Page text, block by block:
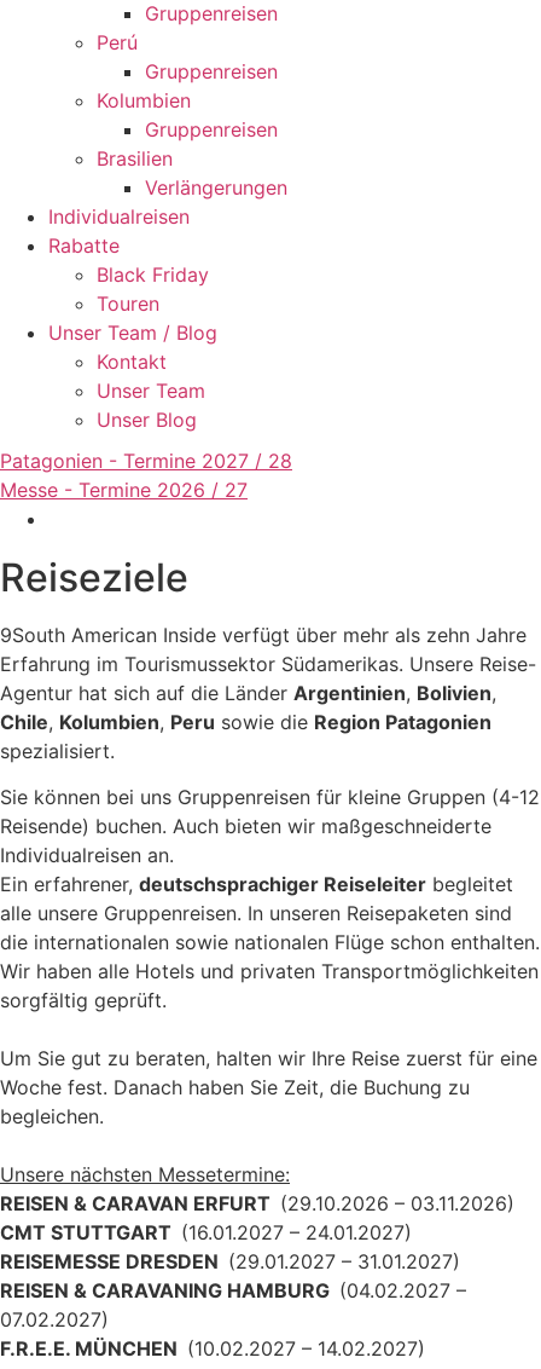
Gruppenreisen
Perú
Gruppenreisen
Kolumbien
Gruppenreisen
Brasilien
Verlängerungen
Individualreisen
Rabatte
Black Friday
Touren
Unser Team / Blog
Kontakt
Unser Team
Unser Blog
Patagonien - Termine 2027 / 28
Messe - Termine 2026 / 27
Reiseziele
9South American Inside verfügt über mehr als zehn Jahre
Erfahrung im Tourismussektor Südamerikas. Unsere Reise-
Agentur hat sich auf die Länder Argentinien, Bolivien,
Chile, Kolumbien, Peru sowie die Region Patagonien
spezialisiert.
Sie können bei uns Gruppenreisen für kleine Gruppen (4-12
Reisende) buchen. Auch bieten wir maßgeschneiderte
Individualreisen an.
Ein erfahrener, deutschsprachiger Reiseleiter begleitet
alle unsere Gruppenreisen. In unseren Reisepaketen sind
die internationalen sowie nationalen Flüge schon enthalten.
Wir haben alle Hotels und privaten Transportmöglichkeiten
sorgfältig geprüft.
Um Sie gut zu beraten, halten wir Ihre Reise zuerst für eine
Woche fest. Danach haben Sie Zeit, die Buchung zu
begleichen.
Unsere nächsten Messetermine:
REISEN & CARAVAN ERFURT (29.10.2026 – 03.11.2026)
CMT STUTTGART (16.01.2027 – 24.01.2027)
REISEMESSE DRESDEN (29.01.2027 – 31.01.2027)
REISEN & CARAVANING HAMBURG (04.02.2027 –
07.02.2027)
F.R.E.E. MÜNCHEN (10.02.2027 – 14.02.2027)